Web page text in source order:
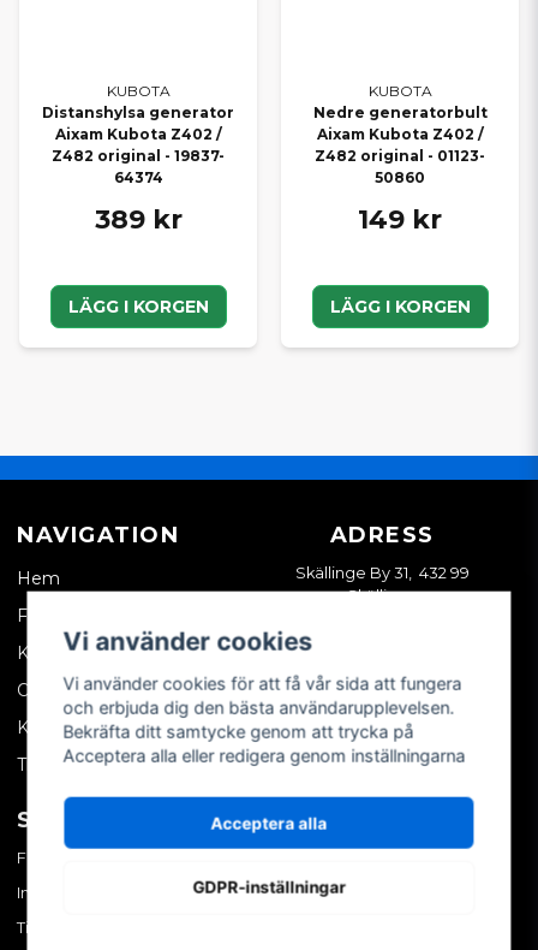
KUBOTA
Distanshylsa generator
Aixam Kubota Z402 /
Z482 original - 19837-
64374
389 kr
LÄGG I KORGEN
KUBOTA
Nedre generatorbult
Aixam Kubota Z402 /
Z482 original - 01123-
50860
149 kr
LÄGG I KORGEN
NAVIGATION
Hem
Företagskund
Kontakta oss
Om oss
Köpvillkor
Tips & trix
ADRESS
Skällinge By 31, 432 99
Skällinge
SOCIALA MEDIER
Facebook
Instagram
TikTok
MITT KONTO
Skapa konto
Vi använder cookies
Vi använder cookies för att få vår sida att fungera
och erbjuda dig den bästa användarupplevelsen.
Bekräfta ditt samtycke genom att trycka på
Acceptera alla eller redigera genom inställningarna
Acceptera alla
GDPR-inställningar